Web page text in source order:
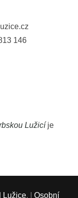
146
Lužicíje
Lužice. | Osobní